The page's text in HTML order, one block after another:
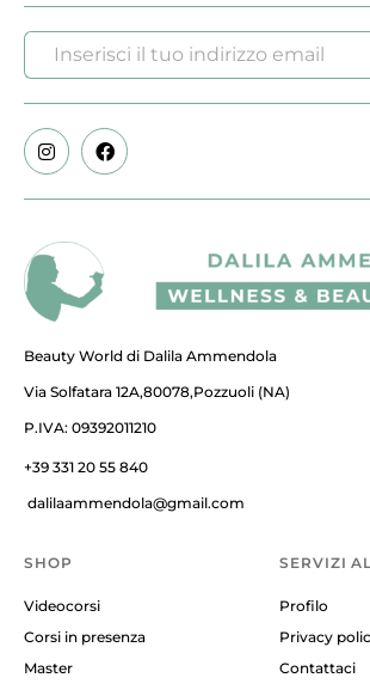
Beauty World di Dalila Ammendola
Via Solfatara 12A,80078,Pozzuoli (NA)
P.IVA: 09392011210
+39 331 20 55 840
dalilaammendola@gmail.com
SHOP
Videocorsi
Corsi in presenza
Master
SERVIZI
Profilo
Privacy
Contattaci